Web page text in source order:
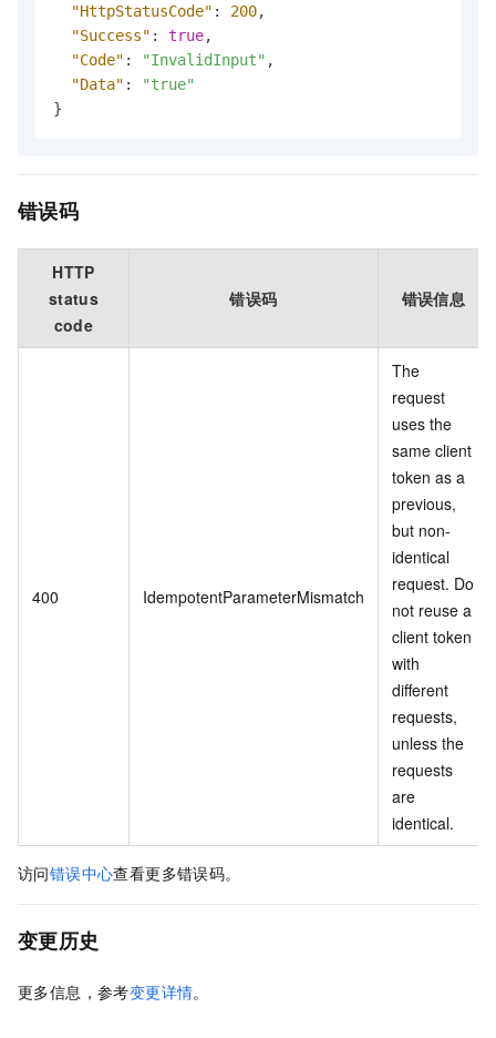
"HttpStatusCode" : 200,
"Success" : true,
"Code" : "InvalidInput" ,
"Data" :
"true"
}
错误码
HTTP
status
code
错误码 错误信息
400 IdempotentParameterMismatch
The
request
uses the
same client
token as a
previous,
but non-
identical
request. Do
not reuse a
client token
with
different
requests,
unless the
requests
are
identical.
访问错误中心查看更多错误码。
变更历史
更多信息，参考变更详情。